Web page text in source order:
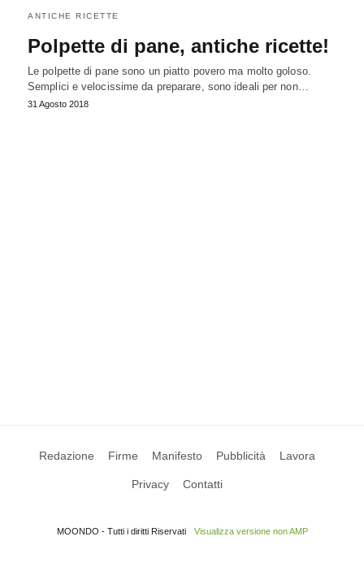
ANTICHE RICETTE
Polpette di pane, antiche ricette!
Le polpette di pane sono un piatto povero ma molto goloso.
Semplici e velocissime da preparare, sono ideali per non…
31 Agosto 2018
Redazione Firme Manifesto Pubblicità Lavora
Privacy Contatti
MOONDO - Tutti i diritti Riservati Visualizza versione non AMP